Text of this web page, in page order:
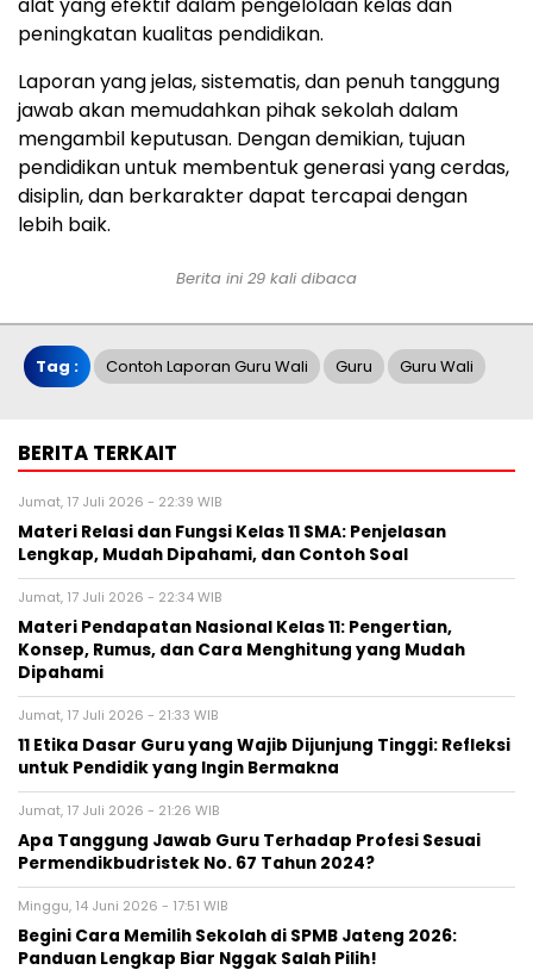
alat yang efektif dalam pengelolaan kelas dan
peningkatan kualitas pendidikan.
Laporan yang jelas, sistematis, dan penuh tanggung
jawab akan memudahkan pihak sekolah dalam
mengambil keputusan. Dengan demikian, tujuan
pendidikan untuk membentuk generasi yang cerdas,
disiplin, dan berkarakter dapat tercapai dengan
lebih baik.
Berita ini 29 kali dibaca
Tag : Contoh Laporan Guru Wali Guru Guru Wali
BERITA TERKAIT
Jumat, 17 Juli 2026 - 22:39 WIB
Materi Relasi dan Fungsi Kelas 11 SMA: Penjelasan
Lengkap, Mudah Dipahami, dan Contoh Soal
Jumat, 17 Juli 2026 - 22:34 WIB
Materi Pendapatan Nasional Kelas 11: Pengertian,
Konsep, Rumus, dan Cara Menghitung yang Mudah
Dipahami
Jumat, 17 Juli 2026 - 21:33 WIB
11 Etika Dasar Guru yang Wajib Dijunjung Tinggi: Refleksi
untuk Pendidik yang Ingin Bermakna
Jumat, 17 Juli 2026 - 21:26 WIB
Apa Tanggung Jawab Guru Terhadap Profesi Sesuai
Permendikbudristek No. 67 Tahun 2024?
Minggu, 14 Juni 2026 - 17:51 WIB
Begini Cara Memilih Sekolah di SPMB Jateng 2026:
Panduan Lengkap Biar Nggak Salah Pilih!